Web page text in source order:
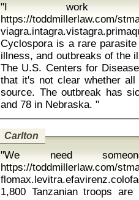
"I work
https://toddmillerlaw.com/
Cyclospora is a rare
illness, and outbreaks of the
The U.S. Centers for
that it's not clear whether
source. The outbreak has
and 78 in Nebraska. "
Carlton
"We need
https://toddmillerlaw.com/
1,800 Tanzanian troops